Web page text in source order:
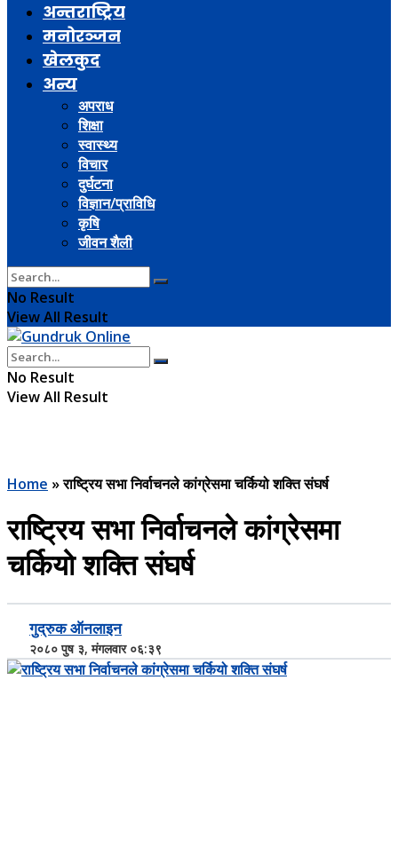
अन्तराष्ट्रिय
मनोरञ्जन
खेलकुद
अन्य
अपराध
शिक्षा
स्वास्थ्य
विचार
दुर्घटना
विज्ञान/प्राविधि
कृषि
जीवन शैली
No Result
View All Result
No Result
View All Result
Home »राष्ट्रिय सभा निर्वाचनले कांग्रेसमा चर्कियो शक्ति संघर्ष
राष्ट्रिय सभा निर्वाचनले कांग्रेसमा
चर्कियो शक्ति संघर्ष
गुद्रुक ऑनलाइन
२०८० पुष ३, मंगलवार ०६:३९